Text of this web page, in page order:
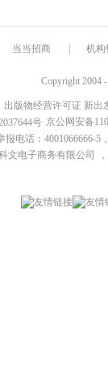
当当招商 机构
Copyright 2004
出版物经营许可证 新出
京公网安备
电话：4001066666-5
文电子商务有限公司